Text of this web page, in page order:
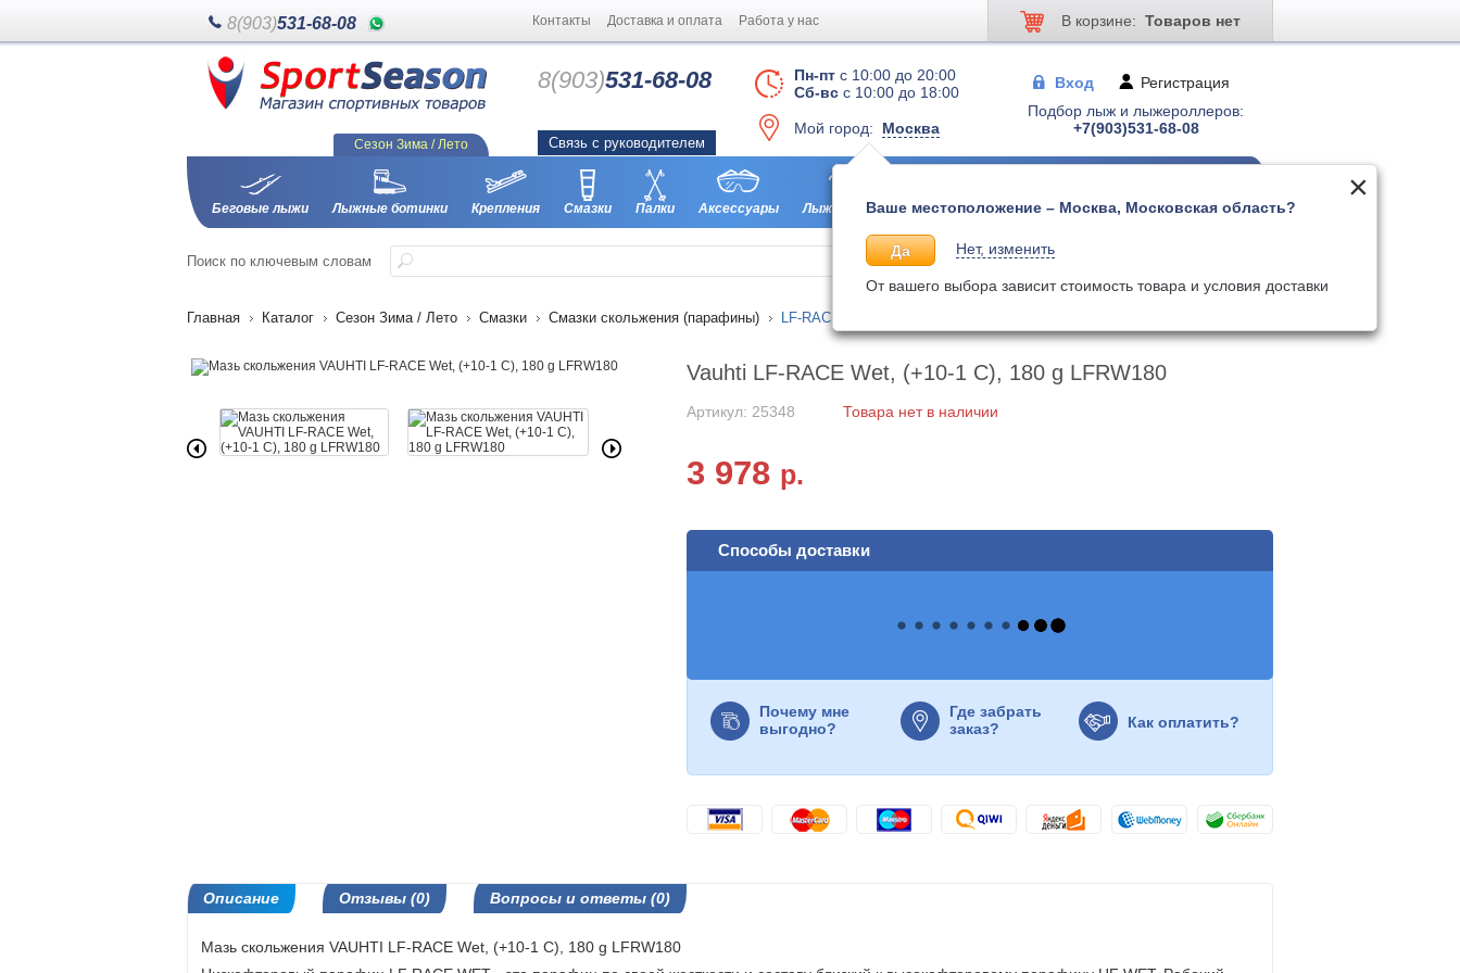
8(903)531-68-08 Контакты Доставка и оплата Работа у нас В корзине: Товаров нет
8(903)531-68-08 Пн-пт с 10:00 до 20:00
Сб-вс с 10:00 до 18:00
Мой город: Москва
Ваше местоположение – Москва, Московская область?
Да Нет, изменить
От вашего выбора зависит стоимость товара и условия доставки
Вход Регистрация
Связь с руководителем
Подбор лыж и лыжероллеров:
+7(903)531-68-08
Сезон Зима / Лето
Беговые лыжи Лыжные ботинки Крепления Смазки Палки Аксессуары Лыжероллеры Ботинки для лыжер-ов Палки для лыжер-ов
Поиск по ключевым словам Поиск
Главная Каталог Сезон Зима / Лето Смазки Смазки скольжения (парафины) LF-RACE Wet, (+10-1 C), 180 g LFRW180
Vauhti LF-RACE Wet, (+10-1 C), 180 g LFRW180
Артикул: 25348 Товара нет в наличии
3 978 р.
Способы доставки
Почему мне
выгодно?
Где забрать
заказ?
Как оплатить?
Описание Отзывы (0) Вопросы и ответы (0)
Мазь скольжения VAUHTI LF-RACE Wet, (+10-1 C), 180 g LFRW180